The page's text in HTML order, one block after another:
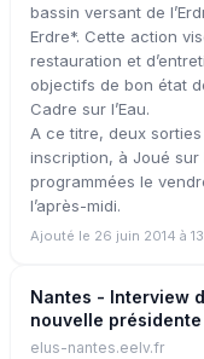
bassin versant de
Erdre*. Cette action
restauration et
objectifs de bon état
Cadre sur l’Eau.
A ce titre, deux
inscription, à Joué
programmées le
l’après-midi.
Ajouté le 26 juin 2014 à
Nantes - Interview
nouvelle présidente
elus-nantes.eelv.fr